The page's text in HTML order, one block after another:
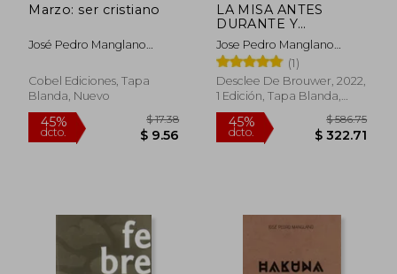
Marzo: ser cristiano
José Pedro Manglano
Cobel Ediciones, Tapa
Blanda, Nuevo
LA MISA ANTES
DURANTE Y
DESPUES
Jose Pedro Manglano
Castellary
(1)
Desclee De Brouwer, 2022,
1 Edición, Tapa Blanda,
Usado